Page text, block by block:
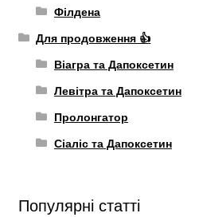
Філдена
Для продовження 👍
Віагра та Дапоксетин
Левітра та Дапоксетин
Пролонгатор
Сіаліс та Дапоксетин
Популярні статті